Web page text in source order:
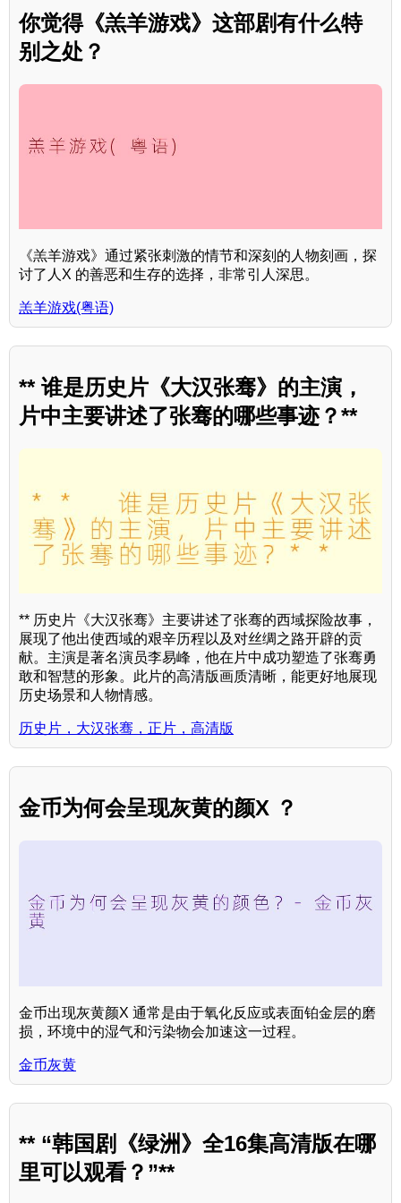
你觉得《羔羊游戏》这部剧有什么特
别之处？
《羔羊游戏》通过紧张刺激的情节和深刻的人物刻画，探
讨了人X 的善恶和生存的选择，非常引人深思。
羔羊游戏(粤语)
** 谁是历史片《大汉张骞》的主演，
片中主要讲述了张骞的哪些事迹？**
** 历史片《大汉张骞》主要讲述了张骞的西域探险故事，
展现了他出使西域的艰辛历程以及对丝绸之路开辟的贡
献。主演是著名演员李易峰，他在片中成功塑造了张骞勇
敢和智慧的形象。此片的高清版画质清晰，能更好地展现
历史场景和人物情感。
历史片，大汉张骞，正片，高清版
金币为何会呈现灰黄的颜X ？
金币出现灰黄颜X 通常是由于氧化反应或表面铂金层的磨
损，环境中的湿气和污染物会加速这一过程。
金币灰黄
** “韩国剧《绿洲》全16集高清版在哪
里可以观看？”**